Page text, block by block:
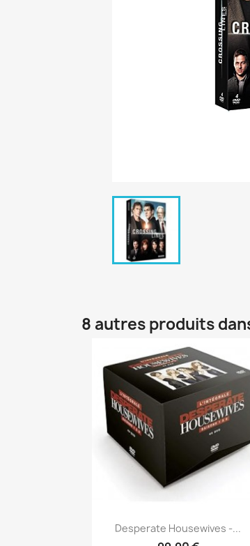
8 autres produits
Aperçu rapide
Desperate Housewives -...